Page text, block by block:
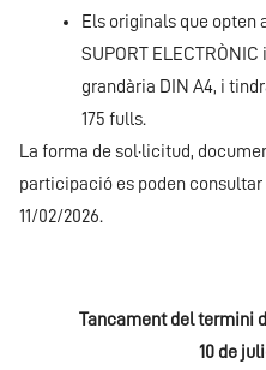
Els originals que opten
SUPORT
grandària DIN A4, i
175 fulls.
La forma de sol·licitud,
participació es poden consultar
11/02/2026.
Tancament del termini
10 de